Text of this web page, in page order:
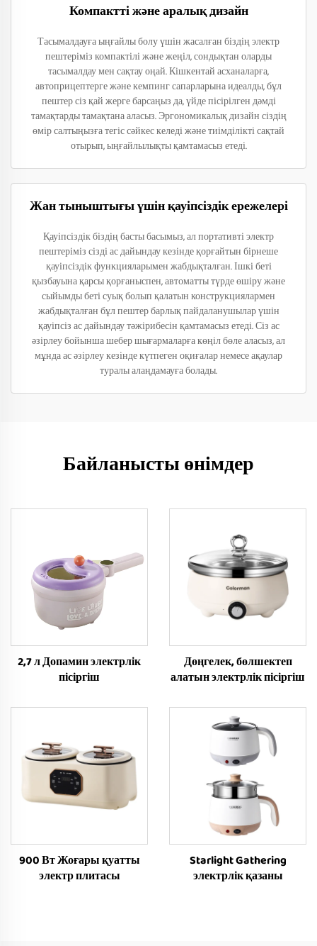
Компактті және аралық дизайн
Тасымалдауға ыңғайлы болу үшін жасалған біздің электр
пештеріміз компактілі және жеңіл, сондықтан оларды
тасымалдау мен сақтау оңай. Кішкентай асханаларға,
автоприцептерге және кемпинг сапарларына идеалды, бұл
пештер сіз қай жерге барсаңыз да, үйде пісірілген дәмді
тамақтарды тамақтана аласыз. Эргономикалық дизайн сіздің
өмір салтыңызға тегіс сәйкес келеді және тиімділікті сақтай
отырып, ыңғайлылықты қамтамасыз етеді.
Жан тыныштығы үшін қауіпсіздік ережелері
Қауіпсіздік біздің басты басымыз, ал портативті электр
пештеріміз сізді ас дайындау кезінде қорғайтын бірнеше
қауіпсіздік функцияларымен жабдықталған. Ішкі беті
қызбауына қарсы қорғаныспен, автоматты түрде өшіру және
сыйымды беті суық болып қалатын конструкциялармен
жабдықталған бұл пештер барлық пайдаланушылар үшін
қауіпсіз ас дайындау тәжірибесін қамтамасыз етеді. Сіз ас
әзірлеу бойынша шебер шығармаларға көңіл бөле аласыз, ал
мұнда ас әзірлеу кезінде күтпеген оқиғалар немесе ақаулар
туралы алаңдамауға болады.
Байланысты өнімдер
2,7 л Допамин электрлік
пісіргіш
Дөңгелек, бөлшектеп
алатын электрлік пісіргіш
900 Вт Жоғары қуатты
электр плитасы
Starlight Gathering
электрлік қазаны